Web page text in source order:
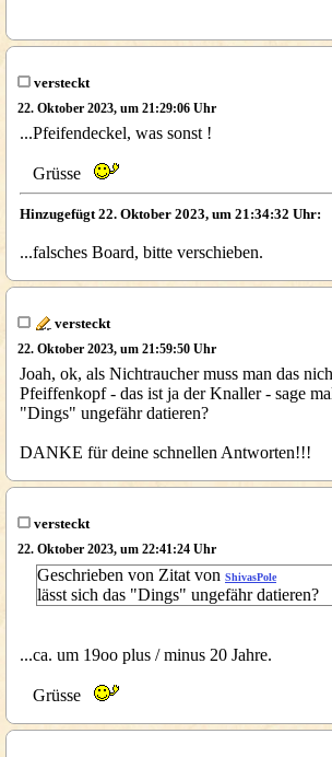
versteckt
22. Oktober 2023, um 21:29:06 Uhr
...Pfeifendeckel, was sonst !
Grüsse
Hinzugefügt 22. Oktober 2023, um 21:34:32 Uhr:
...falsches Board, bitte verschieben.
versteckt
22. Oktober 2023, um 21:59:50 Uhr
Joah, ok, als Nichtraucher muss man das
Pfeiffenkopf - das ist ja der Knaller - sage
"Dings" ungefähr datieren?
DANKE für deine schnellen Antworten!!!
versteckt
22. Oktober 2023, um 22:41:24 Uhr
Geschrieben von Zitat von ShivasPole
lässt sich das "Dings" ungefähr datieren?
...ca. um 19oo plus / minus 20 Jahre.
Grüsse